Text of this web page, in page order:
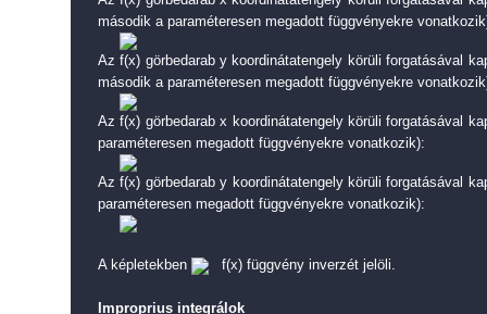
második a paraméteresen megadott függvényekre
Az f(x) görbedarab y koordinátatengely körüli forgatásával
második a paraméteresen megadott függvényekre
Az f(x) görbedarab x koordinátatengely körüli forgatásával
paraméteresen megadott függvényekre vonatkozik):
Az f(x) görbedarab y koordinátatengely körüli forgatásával
paraméteresen megadott függvényekre vonatkozik):
A képletekben f(x) függvény inverzét jelöli.
Improprius integrálok